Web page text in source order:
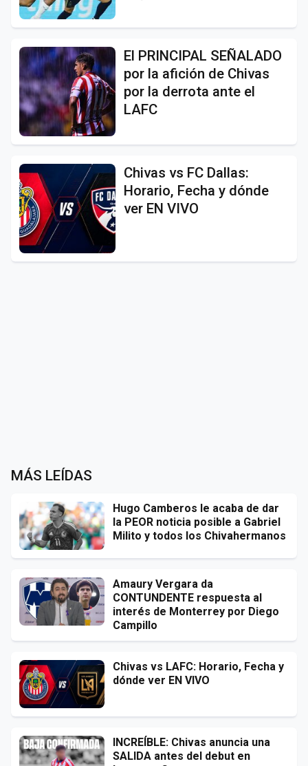
El PRINCIPAL SEÑALADO
por la afición de Chivas
por la derrota ante el
LAFC
Chivas vs FC Dallas:
Horario, Fecha y dónde
ver EN VIVO
MÁS LEÍDAS
Hugo Camberos le acaba de dar
la PEOR noticia posible a Gabriel
Milito y todos los Chivahermanos
Amaury Vergara da
CONTUNDENTE respuesta al
interés de Monterrey por Diego
Campillo
Chivas vs LAFC: Horario, Fecha y
dónde ver EN VIVO
INCREÍBLE: Chivas anuncia una
SALIDA antes del debut en